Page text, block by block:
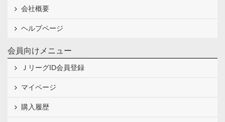
会社概要
ヘルプページ
会員向けメニュー
ＪリーグID会員登録
マイページ
購入履歴